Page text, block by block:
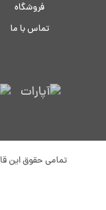
فروشگاه
تماس با ما
تمامی حقوق این